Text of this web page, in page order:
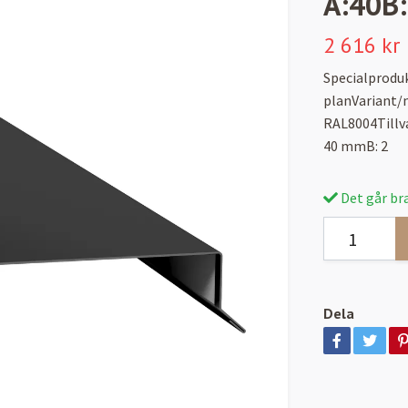
2 616 kr
planVariant/
40 mmB: 2
Det går
Dela